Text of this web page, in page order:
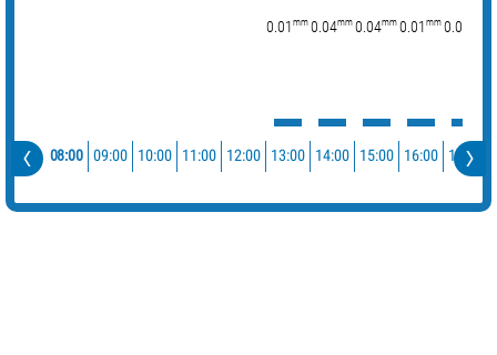
0.01 mm 0.04mm 0.04mm 0.01 mm 0.01
08:00 09:00 10:00 11:00 12:00 13:00 14:00 15:00 16:00 17:00